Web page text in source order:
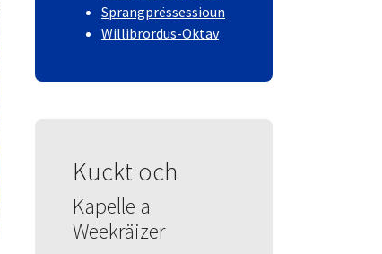
Sprangprëssessioun
Willibrordus-Oktav
Kuckt och
Kapelle a
Weekräizer